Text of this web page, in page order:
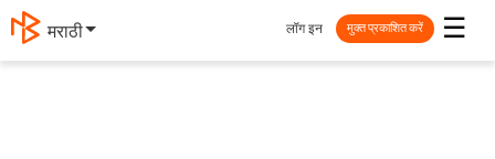
मराठी ☰
लॉग इन मुक्त प्रकाशित करें